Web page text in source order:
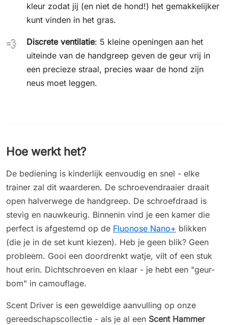
kleur zodat jij (en niet de hond!) het gemakkelijker
kunt vinden in het gras.
💨 Discrete ventilatie: 5 kleine openingen aan het
uiteinde van de handgreep geven de geur vrij in
een precieze straal, precies waar de hond zijn
neus moet leggen.
Hoe werkt het?
De bediening is kinderlijk eenvoudig en snel - elke
trainer zal dit waarderen. De schroevendraaier draait
open halverwege de handgreep. De schroefdraad is
stevig en nauwkeurig. Binnenin vind je een kamer die
perfect is afgestemd op de Fluonose Nano+ blikken
(die je in de set kunt kiezen). Heb je geen blik? Geen
probleem. Gooi een doordrenkt watje, vilt of een stuk
hout erin. Dichtschroeven en klaar - je hebt een "geur-
bom" in camouflage.
Scent Driver is een geweldige aanvulling op onze
gereedschapscollectie - als je al een Scent Hammer